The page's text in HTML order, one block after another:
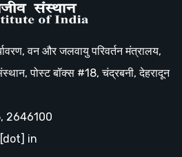
वन और जलवायु परिवर्तन मंत्रालय,
पोस्ट बॉक्स #18, चंद्रबनी, देहरादून
2646100
in